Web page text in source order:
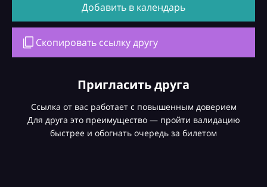
Добавить в календарь
Скопировать ссылку другу
Пригласить друга
Ссылка от вас работает с повышенным доверием
Для друга это преимущество — пройти валидацию
быстрее и обогнать очередь за билетом